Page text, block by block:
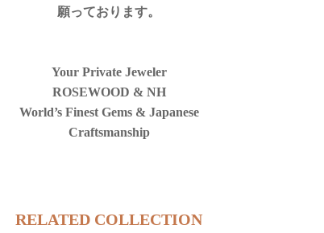
願っております。
Your Private Jeweler
ROSEWOOD & NH
World’s Finest Gems & Japanese
Craftsmanship
RELATED COLLECTION